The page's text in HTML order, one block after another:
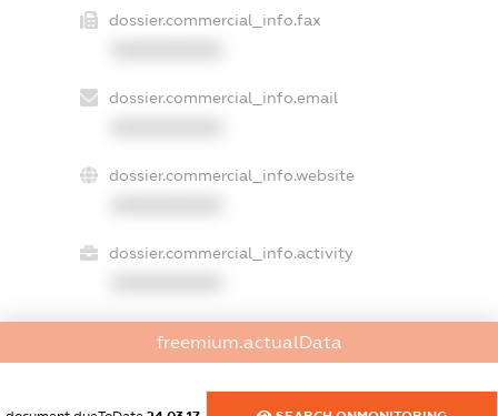
dossier.commercial_info.fax
dossier.commercial_info.email
dossier.commercial_info.website
dossier.commercial_info.activity
freemium.actualData